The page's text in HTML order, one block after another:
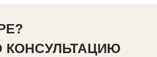
КОНСУЛЬТАЦИЮ